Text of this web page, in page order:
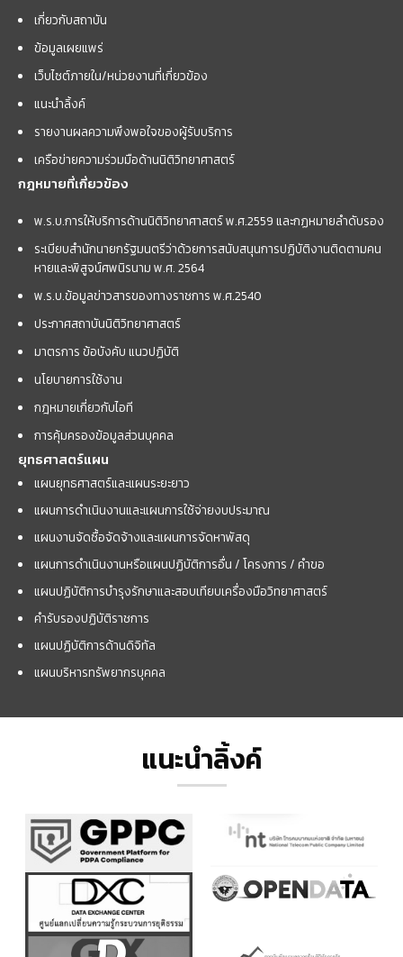
เกี่ยวกับสถาบัน
ข้อมูลเผยแพร่
เว็บไซต์ภายใน/หน่วยงานที่เกี่ยวข้อง
แนะนำลิ้งค์
รายงานผลความพึงพอใจของผู้รับบริการ
เครือข่ายความร่วมมือด้านนิติวิทยาศาสตร์
กฎหมายที่เกี่ยวข้อง
พ.ร.บ.การให้บริการด้านนิติวิทยาศาสตร์ พ.ศ.2559 และกฏหมายลำดับรอง
ระเบียบสำนักนายกรัฐมนตรีว่าด้วยการสนับสนุนการปฏิบัติงานติดตามคน
หายและพิสูจน์ศพนิรนาม พ.ศ. 2564
พ.ร.บ.ข้อมูลข่าวสารของทางราชการ พ.ศ.2540
ประกาศสถาบันนิติวิทยาศาสตร์
มาตรการ ข้อบังคับ แนวปฏิบัติ
นโยบายการใช้งาน
กฎหมายเกี่ยวกับไอที
การคุ้มครองข้อมูลส่วนบุคคล
ยุทธศาสตร์แผน
แผนยุทธศาสตร์และแผนระยะยาว
แผนการดำเนินงานและแผนการใช้จ่ายงบประมาณ
แผนงานจัดซื้อจัดจ้างและแผนการจัดหาพัสดุ
แผนการดำเนินงานหรือแผนปฏิบัติการอื่น / โครงการ / คำขอ
แผนปฏิบัติการบำรุงรักษาและสอบเทียบเครื่องมือวิทยาศาสตร์
คำรับรองปฏิบัติราชการ
แผนปฏิบัติการด้านดิจิทัล
แผนบริหารทรัพยากรบุคคล
แนะนำลิ้งค์